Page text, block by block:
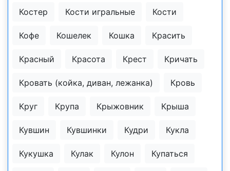
Костер Кости игральные Кости
Кофе Кошелек Кошка Красить
Красный Красота Крест Кричать
Кровать (койка, диван, лежанка) Кровь
Круг Крупа Крыжовник Крыша
Кувшин Кувшинки Кудри Кукла
Кукушка Кулак Кулон Купаться